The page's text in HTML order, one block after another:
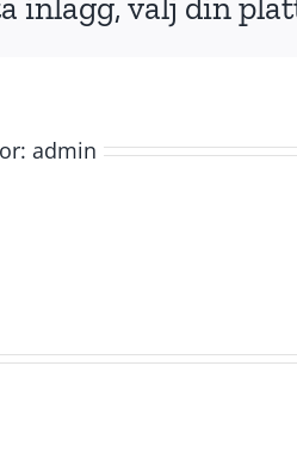
inlägg, välj din
admin